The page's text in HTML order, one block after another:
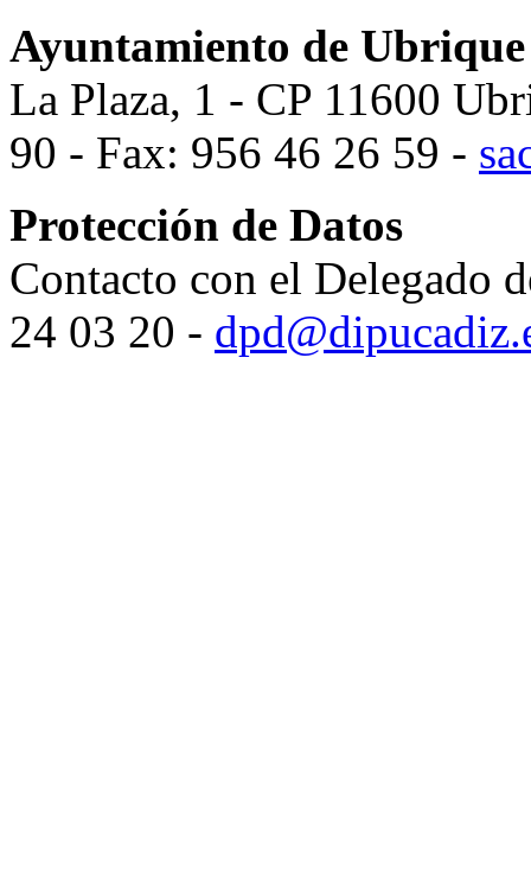
Ayuntamiento de Ubrique
La Plaza, 1 - CP 11600
90 - Fax: 956 46 26 59 -
Protección de Datos
Contacto con el Delegado
24 03 20 -